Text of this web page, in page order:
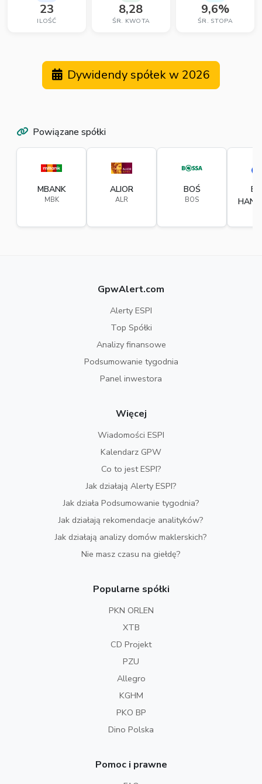
23
ILOŚĆ
8,28
ŚR. KWOTA
9,6%
ŚR. STOPA
Dywidendy spółek w 2026
Powiązane spółki
MBANK
MBK
ALIOR
ALR
BOŚ
BOS
GpwAlert.com
Alerty ESPI
Top Spółki
Analizy finansowe
Podsumowanie tygodnia
Panel inwestora
Więcej
Wiadomości ESPI
Kalendarz GPW
Co to jest ESPI?
Jak działają Alerty ESPI?
Jak działa Podsumowanie tygodnia?
Jak działają rekomendacje analityków?
Jak działają analizy domów maklerskich?
Nie masz czasu na giełdę?
Popularne spółki
PKN ORLEN
XTB
CD Projekt
PZU
Allegro
KGHM
PKO BP
Dino Polska
Pomoc i prawne